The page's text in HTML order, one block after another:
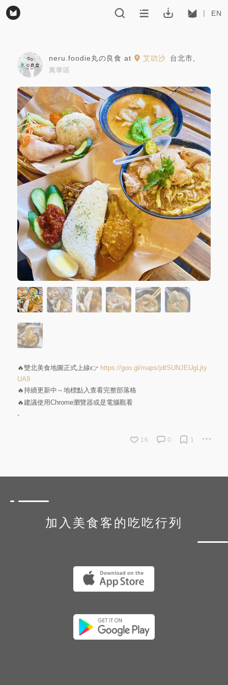
EN
neru.foodie丸の良食 at 艾叻沙 台北市
萬華區
🔥雙北美食地圖正式上線👉 https://goo.gl/maps/jdtSUNJEUgLjty
UA9
🔥持續更新中～地標點入查看完整部落格
🔥建議使用Chrome瀏覽器或是電腦觀看
-
16 0 1
加入美食客的吃吃行列